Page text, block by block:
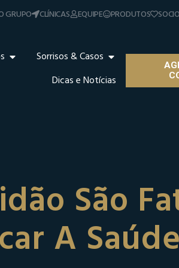
GRUPO CLÍNICAS EQUIPE PRODUTOS
Sorrisos & Casos
Dicas e Notícias
São
A Saúde